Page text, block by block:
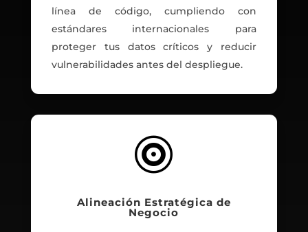
línea de código, cumpliendo con
estándares internacionales para
proteger tus datos críticos y reducir
vulnerabilidades antes del despliegue.

Alineación Estratégica de
Negocio